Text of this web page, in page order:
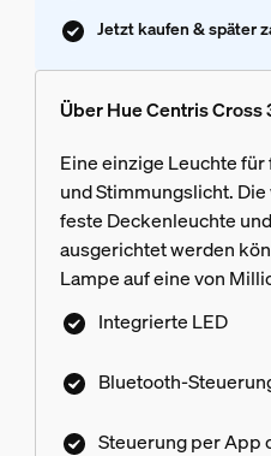
Jetzt kaufen & später
Über Hue Centris
Eine einzige Leuchte
und Stimmungslicht.
feste Deckenleuchte
ausgerichtet werden
Lampe auf eine von
um einen wirklich
erzielen.
Integrierte LED
Bluetooth-
Steuerung per App